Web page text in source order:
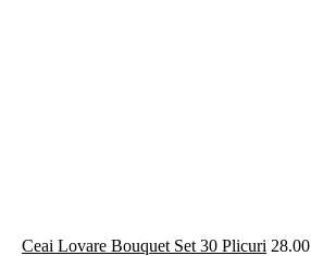
Ceai Lovare Bouquet Set 30 Plicuri 28.00